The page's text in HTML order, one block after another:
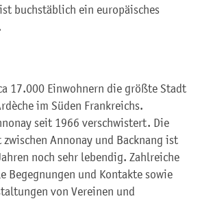
buchstäblich ein europäisches
17.000 Einwohnern die größte Stadt
im Süden Frankreichs.
seit 1966 verschwistert. Die
Annonay und Backnang ist
noch sehr lebendig. Zahlreiche
Begegnungen und Kontakte sowie
von Vereinen und